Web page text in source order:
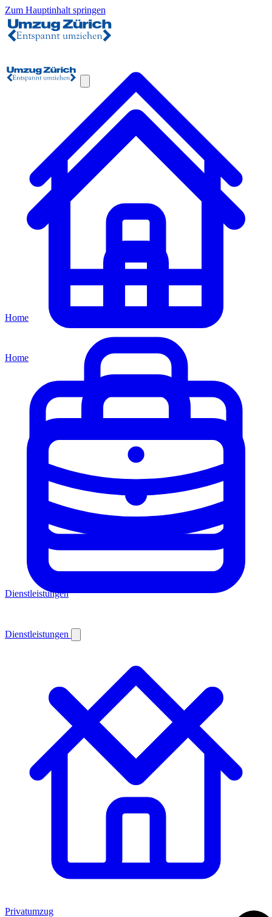
Zum Hauptinhalt springen
Home
Dienstleistungen
Home
Dienstleistungen
Privatumzug